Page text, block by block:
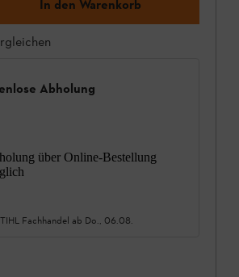
In den Warenkorb
Abholung
über Online-Bestellung
Fachhandel ab Do., 06.08.